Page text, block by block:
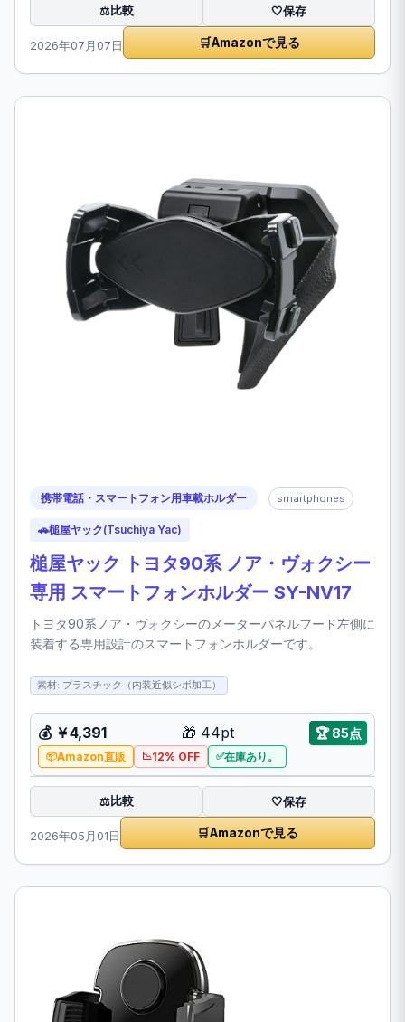
⚖️比較 🤍保存
2026年07月07日 🛒Amazonで見る
携帯電話・スマートフォン用車載ホルダー smartphones
🚗槌屋ヤック(Tsuchiya Yac)
槌屋ヤック トヨタ90系 ノア・ヴォクシー
専用 スマートフォンホルダー SY-NV17
トヨタ90系ノア・ヴォクシーのメーターパネルフード左側に
装着する専用設計のスマートフォンホルダーです。
素材: プラスチック（内装近似シボ加工）
💰 ￥4,391 🎁 44pt 🏆85点
Amazon直販 12% OFF 在庫あり。
⚖️比較 🤍保存
2026年05月01日 🛒Amazonで見る